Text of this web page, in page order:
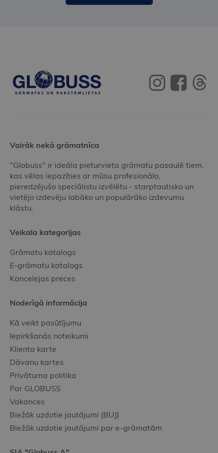
Vairāk nekā grāmatnīca
"Globuss" ir ideāla pieturvieta grāmatu pasaulē tiem,
kas vēlas iepazīties ar mūsu profesionālo,
pieredzējušo speciālistu izvēlētu - starptautisko un
vietējo izdevēju labāko un populārāko izdevumu
klāstu.
Veikala kategorijas
Grāmatu katalogs
E-grāmatu katalogs
Kancelejas preces
Noderīgā informācija
Kā veikt pasūtījumu
Iepirkšanās noteikumi
Klienta karte
Dāvanu kartes
Privātuma politika
Par GLOBUSS
Vakances
Biežāk uzdotie jautājumi (BUJ)
Biežāk uzdotie jautājumi par e-grāmatām